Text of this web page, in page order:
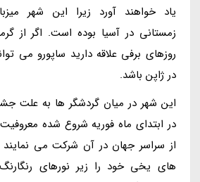
یاد خواهند آورد زیرا این شهر
زمستانی در آسیا بوده است. اگر از
روزهای برفی علاقه دارید ساپورو می
در ژاپن باشد.
این شهر در میان گردشگر ها به علت
در ابتدای ماه فوریه شروع شده
از سراسر جهان در آن شرکت می
های یخی خود را زیر نورهای